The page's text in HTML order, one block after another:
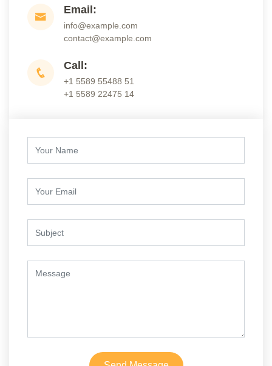
Email:
info@example.com
contact@example.com
Call:
+1 5589 55488 51
+1 5589 22475 14